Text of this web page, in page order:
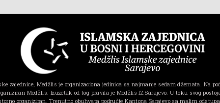
zajednice, Medžlis je organizaciona jedinica sa najmanje sedam džemata. Na
Medžlis. Izuzetak od tog pravila je Medžlis IZ Sarajevo. U toku svog
organiziran. Trenutno obuhvata područje Kantona Sarajevo sa malim